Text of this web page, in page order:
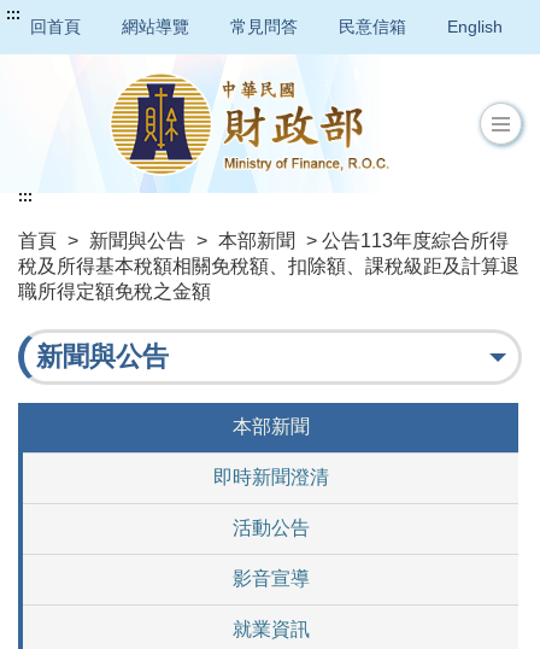
:::
回首頁 網站導覽 常見問答 民意信箱 English
首頁 > 新聞與公告 > 本部新聞
> 公告113年度綜合所得
稅及所得基本稅額相關免稅額、扣除額、課稅級距及計算退
職所得定額免稅之金額
:::
新聞與公告
本部新聞
即時新聞澄清
活動公告
影音宣導
就業資訊